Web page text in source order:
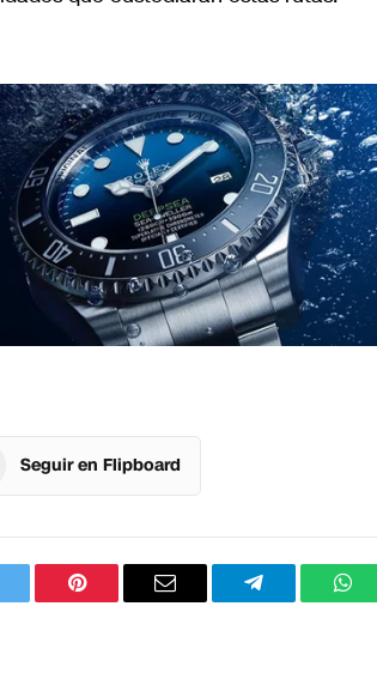
Seguir en Flipboard
PinterestCorreo
Telegram